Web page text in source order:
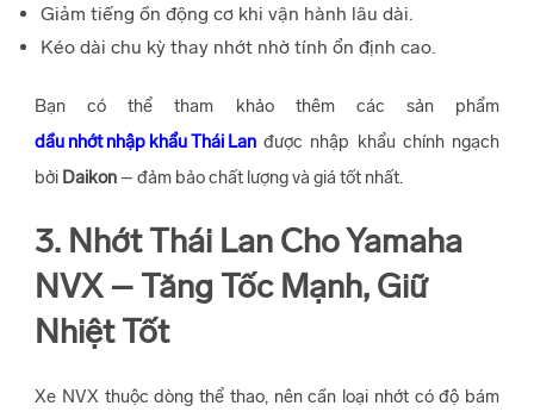
Giảm tiếng ồn động cơ khi vận hành lâu dài.
Kéo dài chu kỳ thay nhớt nhờ tính ổn định cao.
Bạn có thể tham khảo thêm các sản phẩm
dầu nhớt nhập khẩu Thái Lan được nhập khẩu chính ngạch
bởi Daikon – đảm bảo chất lượng và giá tốt nhất.
3. Nhớt Thái Lan Cho Yamaha
NVX – Tăng Tốc Mạnh, Giữ
Nhiệt Tốt
Xe NVX thuộc dòng thể thao, nên cần loại nhớt có độ bám